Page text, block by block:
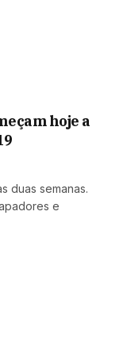
hoje a
duas semanas.
e